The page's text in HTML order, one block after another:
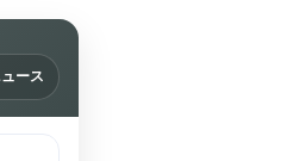
ース